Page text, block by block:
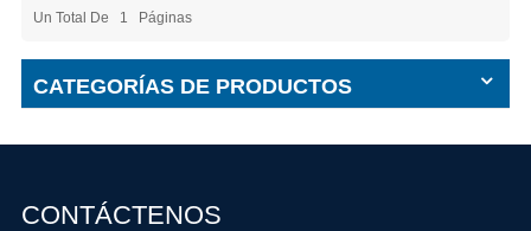
Un Total De 1 Páginas
CATEGORÍAS DE PRODUCTOS
CONTÁCTENOS